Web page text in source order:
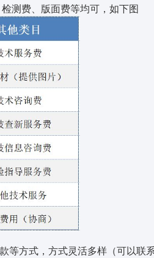
测费、版面费等均可，如下图
方式，方式灵活多样（可以联系